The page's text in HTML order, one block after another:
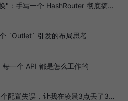
从"整个页面刷新"到"丝滑切换"：手写一个 HashRouter 彻底搞懂前端路由
`Outlet` 引发的布局思考
一个 API 都是怎么工作的
Redis缓存回滚踩坑实录：一个配置失误，让我在凌晨3点丢了3000条数据